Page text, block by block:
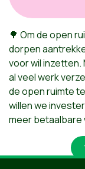
🌳 Om de open
dorpen
voor wil
al veel werk
de open ruimte
willen we
meer betaalbare